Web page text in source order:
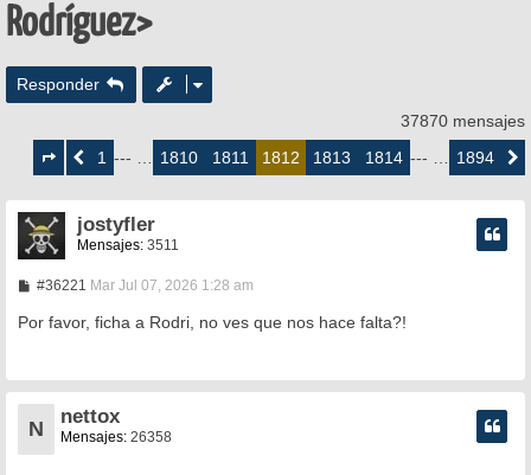
Rodríguez>
Responder
37870 mensajes
deAnterior1 --- … 1810 1811 1812 1813 1814 --- … 1894
jostyfler
Mensajes: 3511
#36221 M
n
s
e
Mar Jul 07, 2026 1:28 am
Por favor, ficha a Rodri, no ves que nos hace falta?!
N
nettox
Mensajes: 26358